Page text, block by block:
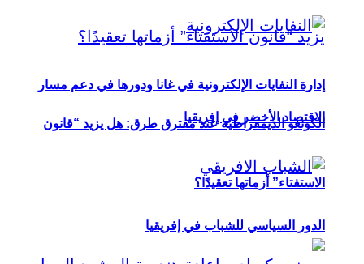
الكونغو الديمقراطية عند مفترق طرق: هل يزيد “قانون
الاستفتاء” أزماتها تعقيدًا؟
إدارة النفايات الإلكترونية في غانا ودورها في دعم مسار
الاقتصاد الأخضر في إفريقيا
الدور السياسي للشباب في إفريقيا